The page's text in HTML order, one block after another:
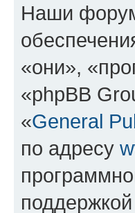
Наши
«они»,
«phpBB
«General
по адресу